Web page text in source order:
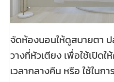
จัดห้องนอนให้ดูสบายตา ป
วางที่หัวเตียง เพื่อใช้เปิด
เวลากลางคืน หรือ ใช้ในก